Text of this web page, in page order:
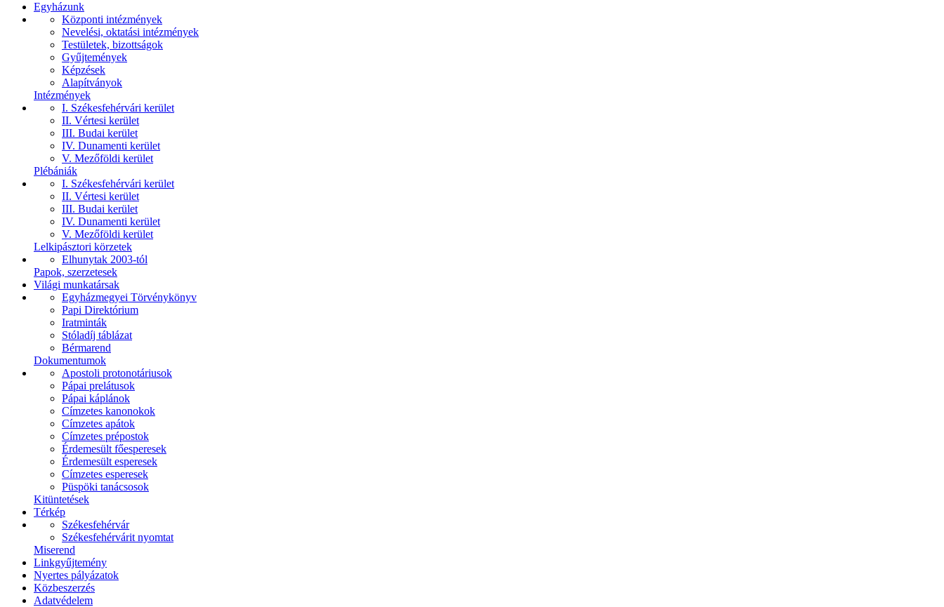
Egyházunk
Központi intézmények
Nevelési, oktatási intézmények
Testületek, bizottságok
Gyűjtemények
Képzések
Alapítványok
Intézmények
I. Székesfehérvári kerület
II. Vértesi kerület
III. Budai kerület
IV. Dunamenti kerület
V. Mezőföldi kerület
Plébániák
I. Székesfehérvári kerület
II. Vértesi kerület
III. Budai kerület
IV. Dunamenti kerület
V. Mezőföldi kerület
Lelkipásztori körzetek
Elhunytak 2003-tól
Papok, szerzetesek
Világi munkatársak
Egyházmegyei Törvénykönyv
Papi Direktórium
Iratminták
Stóladíj táblázat
Bérmarend
Dokumentumok
Apostoli protonotáriusok
Pápai prelátusok
Pápai káplánok
Címzetes kanonokok
Címzetes apátok
Címzetes prépostok
Érdemesült főesperesek
Érdemesült esperesek
Címzetes esperesek
Püspöki tanácsosok
Kitüntetések
Térkép
Székesfehérvár
Székesfehérvárit nyomtat
Miserend
Linkgyűjtemény
Nyertes pályázatok
Közbeszerzés
Adatvédelem